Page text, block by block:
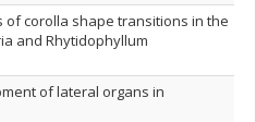
of corolla shape transitions in the
and Rhytidophyllum
of lateral organs in